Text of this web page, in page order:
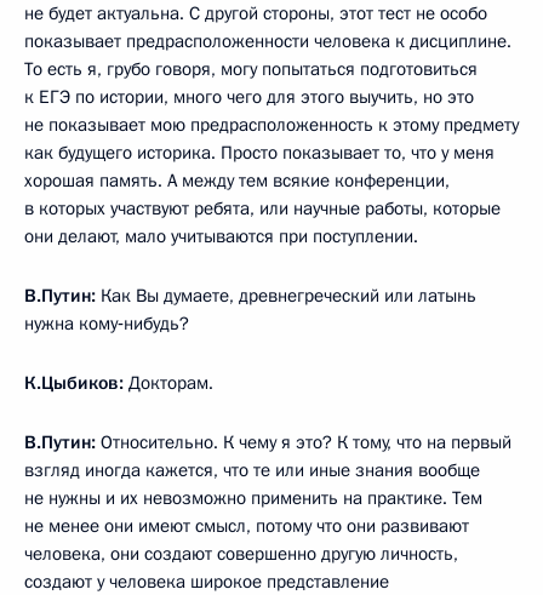
не будет актуальна. С другой стороны, этот тест не особо
показывает предрасположенности человека к дисциплине.
То есть я, грубо говоря, могу попытаться подготовиться
к ЕГЭ по истории, много чего для этого выучить, но это
не показывает мою предрасположенность к этому предмету
как будущего историка. Просто показывает то, что у меня
хорошая память. А между тем всякие конференции,
в которых участвуют ребята, или научные работы, которые
они делают, мало учитываются при поступлении.
В.Путин: Как Вы думаете, древнегреческий или латынь
нужна кому‑нибудь?
К.Цыбиков: Докторам.
В.Путин: Относительно. К чему я это? К тому, что на первый
взгляд иногда кажется, что те или иные знания вообще
не нужны и их невозможно применить на практике. Тем
не менее они имеют смысл, потому что они развивают
человека, они создают совершенно другую личность,
создают у человека широкое представление